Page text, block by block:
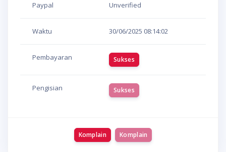
Paypal Unverified
Waktu 30/06/2025 08:14:02
Pembayaran Sukses
Pengisian Sukses
Komplain Komplain